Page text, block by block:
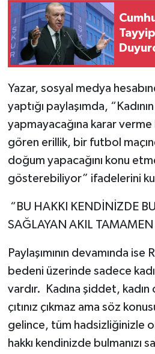
Yazar, sosyal medya
yaptığı paylaşımda,
yapmayacağına karar verme
gören erillik, bir futbol
doğum yapacağını konu
gösterebiliyor” ifadelerini
“BU HAKKI KENDİNİZDE
SAĞLAYAN AKIL
Paylaşımının devamında ise
bedeni üzerinde sadece
vardır. Kadına şiddet,
çıtınız çıkmaz ama söz
gelince, tüm hadsizliğinizle
hakkı kendinizde bulmanızı